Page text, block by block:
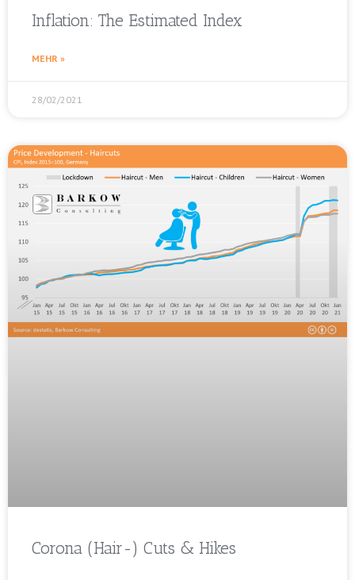
Inflation: The Estimated Index
MEHR »
28/02/2021
Corona (Hair-) Cuts & Hikes